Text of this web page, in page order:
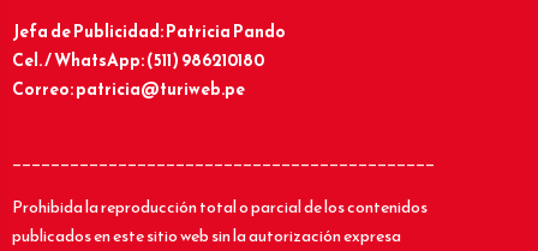
Jefa de Publicidad: Patricia Pando
Cel. / WhatsApp: (511) 986210180
Correo: patricia@turiweb.pe
____________________________________________
Prohibida la reproducción total o parcial de los contenidos
publicados en este sitio web sin la autorización expresa